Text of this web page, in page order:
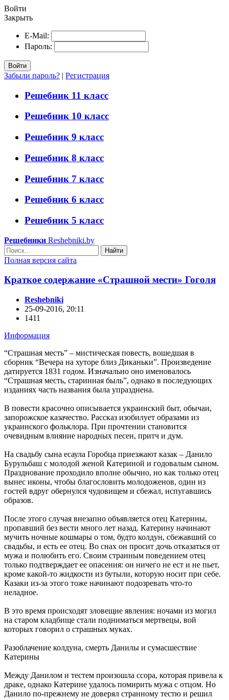
Войти
Закрыть
E-Mail:
Пароль:
Войти
Забыли пароль? | Регистрация
Решебник 11 класс
Решебник 10 класс
Решебник 9 класс
Решебник 8 класс
Решебник 7 класс
Решебник 6 класс
Решебник 5 класс
Решебники Reshebniki.by
Найти
Полная версия сайта
Краткое содержание «Страшной мести» Гоголя
Reshebniki
25-09-2016, 20:11
1411
Информация
“Страшная месть” – мистическая повесть, вошедшая в
сборник “Вечера на хуторе близ Диканьки”. Произведение
датируется 1831 годом. Изначально оно именовалось
“Страшная месть, старинная быль”, однако в последующих
изданиях часть названия была упразднена.
В повести красочно описывается украинский быт, обычаи,
запорожское казачество. Рассказ изобилует образами из
украинского фольклора. При прочтении становится
очевидным влияние народных песен, притч и дум.
На свадьбу сына есаула Горобца приезжают казак – Данило
Бурульбаш с молодой женой Катериной и годовалым сыном.
Празднование проходило вполне обычно, но как только отец
вынес иконы, чтобы благословить молодоженов, один из
гостей вдруг обернулся чудовищем и сбежал, испугавшись
образов.
После этого случая внезапно объявляется отец Катерины,
пропавший без вести много лет назад. Катерину начинают
мучить ночные кошмары о том, будто колдун, сбежавший со
свадьбы, и есть ее отец. Во снах он просит дочь отказаться от
мужа и полюбить его. Своим странным поведением отец
только подтверждает ее опасения: он ничего не ест и не пьет,
кроме какой-то жидкости из бутыли, которую носит при себе.
Казаки из-за этого тоже начинают подозревать что-то
неладное.
В это время происходят зловещие явления: ночами из могил
на старом кладбище стали подниматься мертвецы, вой
которых говорил о страшных муках.
Разоблачение колдуна, смерть Данилы и сумасшествие
Катерины
Между Данилом и тестем произошла ссора, которая привела к
драке, однако Катерине удалось помирить мужа с отцом. Но
Данило по-прежнему не доверял странному тестю и решил